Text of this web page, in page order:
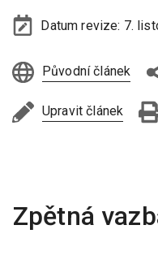
Datum revize: 7.
Původní článek
Upravit článek